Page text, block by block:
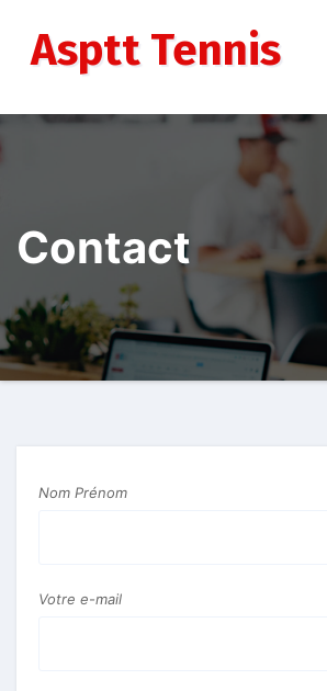
contenuAsptt Tennis
Contact
Nom Prénom
Votre e-mail